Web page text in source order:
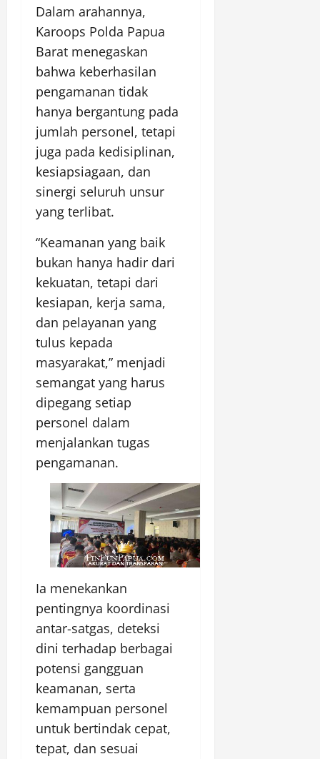
Dalam arahannya,
Karoops Polda Papua
Barat menegaskan
bahwa keberhasilan
pengamanan tidak
hanya bergantung pada
jumlah personel, tetapi
juga pada kedisiplinan,
kesiapsiagaan, dan
sinergi seluruh unsur
yang terlibat.
“Keamanan yang baik
bukan hanya hadir dari
kekuatan, tetapi dari
kesiapan, kerja sama,
dan pelayanan yang
tulus kepada
masyarakat,” menjadi
semangat yang harus
dipegang setiap
personel dalam
menjalankan tugas
pengamanan.
Ia menekankan
pentingnya koordinasi
antar-satgas, deteksi
dini terhadap berbagai
potensi gangguan
keamanan, serta
kemampuan personel
untuk bertindak cepat,
tepat, dan sesuai